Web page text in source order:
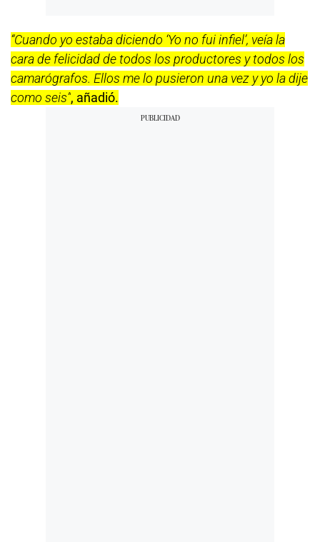
“Cuando yo estaba diciendo ‘Yo no fui infiel’, veía la
cara de felicidad de todos los productores y todos los
camarógrafos. Ellos me lo pusieron una vez y yo la dije
como seis”, añadió.